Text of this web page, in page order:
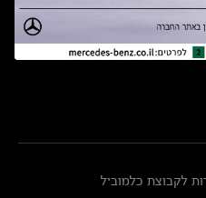
לקבוצת כלמוביל